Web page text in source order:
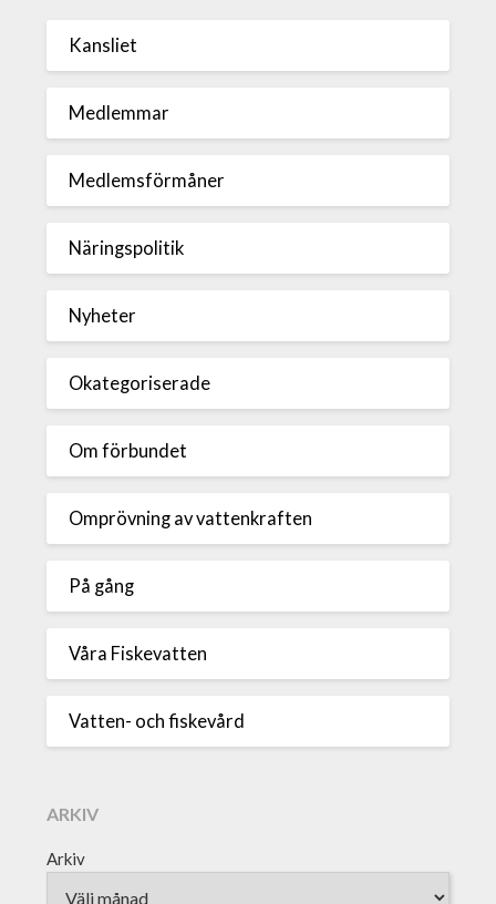
Kansliet
Medlemmar
Medlemsförmåner
Näringspolitik
Nyheter
Okategoriserade
Om förbundet
Omprövning av vattenkraften
På gång
Våra Fiskevatten
Vatten- och fiskevård
ARKIV
Arkiv